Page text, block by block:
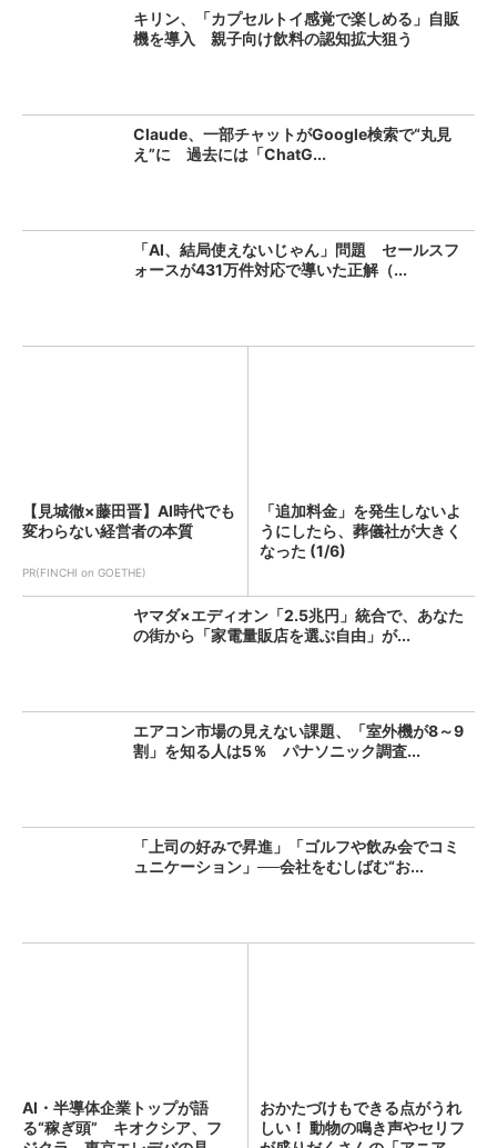
キリン、「カプセルトイ感覚で楽しめる」自販
機を導入 親子向け飲料の認知拡大狙う
Claude、一部チャットがGoogle検索で“丸見
え”に 過去には「ChatG...
「AI、結局使えないじゃん」問題 セールスフ
ォースが431万件対応で導いた正解（...
【見城徹×藤田晋】AI時代でも
変わらない経営者の本質
PR(FINCHI on GOETHE)
「追加料金」を発生しないよ
うにしたら、葬儀社が大きく
なった (1/6)
ヤマダ×エディオン「2.5兆円」統合で、あなた
の街から「家電量販店を選ぶ自由」が...
エアコン市場の見えない課題、「室外機が8～9
割」を知る人は5％ パナソニック調査...
「上司の好みで昇進」「ゴルフや飲み会でコミ
ュニケーション」──会社をむしばむ“お...
AI・半導体企業トップが語
る“稼ぎ頭” キオクシア、フ
おかたづけもできる点がうれ
しい！ 動物の鳴き声やセリフ